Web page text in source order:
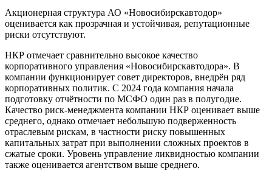
Акционерная структура АО «Новосибирскавтодор»
оценивается как прозрачная и устойчивая, репутационные
риски отсутствуют.
НКР отмечает сравнительно высокое качество
корпоративного управления «Новосибирскавтодора». В
компании функционирует совет директоров, внедрён ряд
корпоративных политик. С 2024 года компания начала
подготовку отчётности по МСФО один раз в полугодие.
Качество риск-менеджмента компании НКР оценивает выше
среднего, однако отмечает небольшую подверженность
отраслевым рискам, в частности риску повышенных
капитальных затрат при выполнении сложных проектов в
сжатые сроки. Уровень управление ликвидностью компании
также оценивается агентством выше среднего.